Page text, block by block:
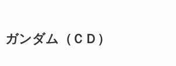
ガンダム（ＣＤ）